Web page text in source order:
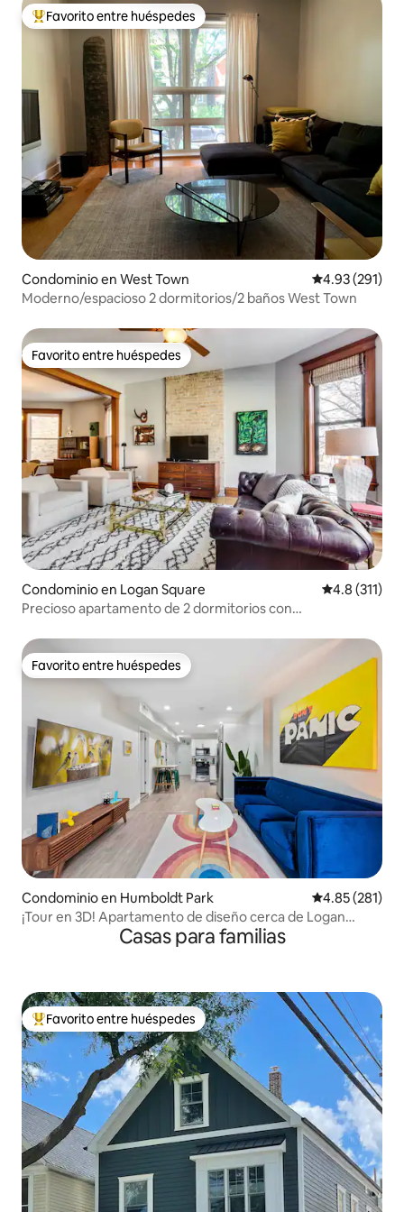
De los mejores en Favorito entre huéspedes
Favorito entre huéspedes
Condominio en West Town Calificación
4.93 (291)
Moderno/espacioso 2 dormitorios/2 baños West Town
Favorito entre huéspedes
Favorito entre huéspedes
Condominio en Logan Square Calificación
4.8 (311)
Precioso apartamento de 2 dormitorios con
Favorito entre huéspedes
Favorito entre huéspedes
Condominio en Humboldt Park Calificación
4.85 (281)
¡Tour en 3D! Apartamento de diseño cerca de Logan
Casas para familias
De los mejores en Favorito entre huéspedes
Favorito entre huéspedes